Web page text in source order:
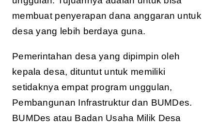
membuat penyerapan dana anggaran untuk
desa yang lebih berdaya guna.
Pemerintahan desa yang dipimpin oleh
kepala desa, dituntut untuk memiliki
setidaknya empat program unggulan,
Pembangunan Infrastruktur dan BUMDes.
BUMDes atau Badan Usaha Milik Desa